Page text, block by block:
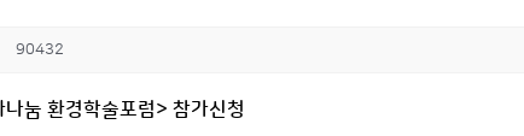
90432
눔 환경학술포럼> 참가신청